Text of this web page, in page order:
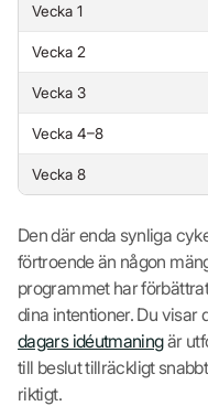
Vecka 1
Vecka 2
Vecka 3
Vecka 4–8
Vecka 8
Den där enda synliga
förtroende än någon
programmet har
dina intentioner. Du visar
dagars idéutmaningär
till beslut tillräckligt
riktigt.